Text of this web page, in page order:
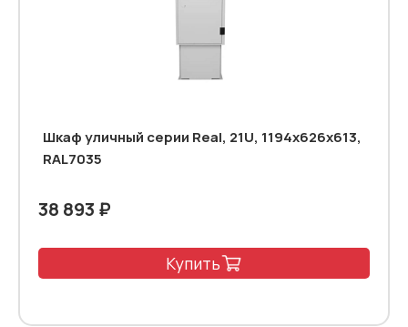
Шкаф уличный серии Real, 21U, 1194х626х613,
RAL7035
38 893 ₽
Купить